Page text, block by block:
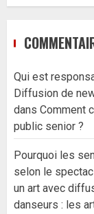
Qui est
Diffusion de
dans Comment
public senior ?
Pourquoi les
selon le
un art avec
danseurs : les